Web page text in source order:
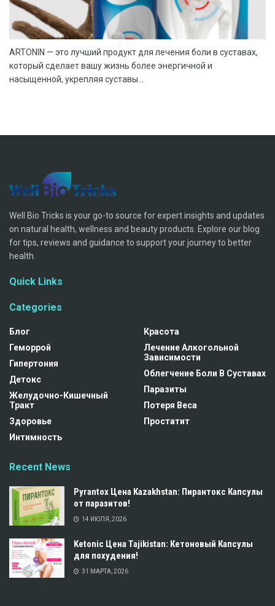
ARTONIN — это лучший продукт для лечения боли в суставах,
который сделает вашу жизнь более энергичной и
насыщенной, укрепляя суставы...
Well Bio Tricks is your go-to source for expert insights and updates
on natural health, wellness and beauty products. Explore our blog
for tips, reviews and guidance to support your journey to better
health.
Quick Links
Categories
Блог
Геморрой
Гипертония
Детокс
Желудочно-Кишечный
Тракт
Здоровье
Интимность
Красота
Лечение Алкогольной
Зависимости
Облегчение Боли В Суставах
Паразиты
Потеря Веса
Простатит
Recent News
Pyrantox Цена Kazakhstan: Пирантокс Капсулы
от паразитов!
14 ИЮЛЯ, 2026
Ketonic Цена Tajikistan: Кетоновый Капсулы
для похудения!
31 МАРТА, 2026